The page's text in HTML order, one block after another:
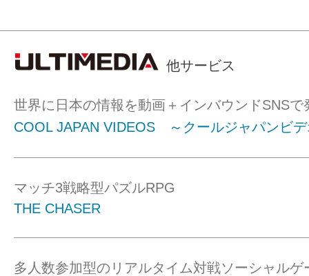
他サービス
世界に日本の情報を動画＋インバウンドSNSで
COOL JAPAN VIDEOS ～クールジャパンビ
マッチ3戦略型パズルRPG
THE CHASER
多人数参加型のリアルタイム対戦ソーシャルゲ